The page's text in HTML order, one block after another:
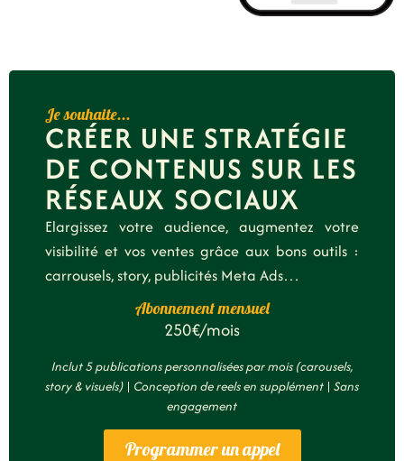
Je souhaite...
CRÉER UNE STRATÉGIE
DE CONTENUS SUR LES
RÉSEAUX SOCIAUX
Elargissez votre audience, augmentez votre
visibilité et vos ventes grâce aux bons outils :
carrousels, story, publicités Meta Ads…
Abonnement mensuel
250€/mois
Inclut 5 publications personnalisées par mois (carousels,
story & visuels) | Conception de reels en supplément | Sans
engagement
Programmer un appel